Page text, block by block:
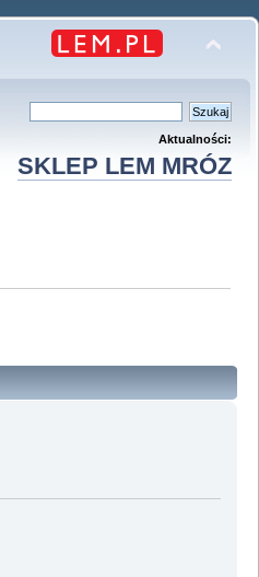
Aktualności:
SKLEP LEM MRÓZ